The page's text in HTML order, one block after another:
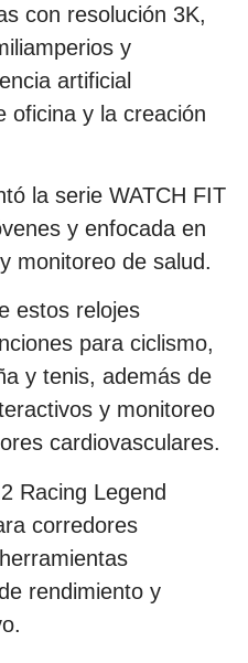
con resolución 3K,
y
artificial
oficina y la creación
la serie WATCH FIT
y enfocada en
monitoreo de salud.
estos relojes
para ciclismo,
y tenis, además de
y monitoreo
cardiovasculares.
Racing Legend
corredores
rendimiento y